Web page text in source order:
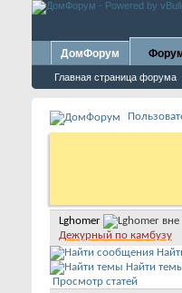
ДомФорум
Главная страница форума
Lghomer
Дежурный по камбузу
Найти
Просмотр статей